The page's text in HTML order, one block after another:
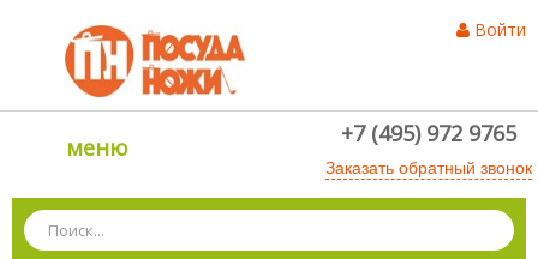
Войти
меню +7 (495) 972 9765
Заказать обратный звонок